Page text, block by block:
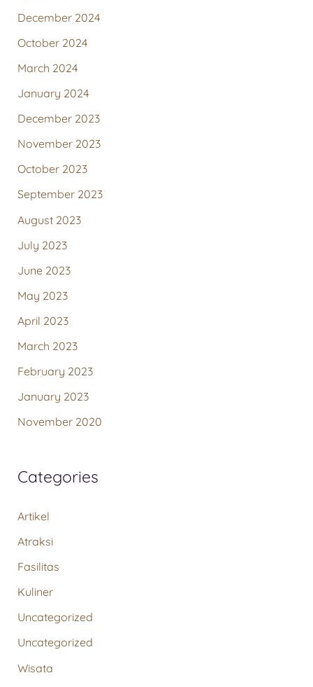
December 2024
October 2024
March 2024
January 2024
December 2023
November 2023
October 2023
September 2023
August 2023
July 2023
June 2023
May 2023
April 2023
March 2023
February 2023
January 2023
November 2020
Categories
Artikel
Atraksi
Fasilitas
Kuliner
Uncategorized
Uncategorized
Wisata